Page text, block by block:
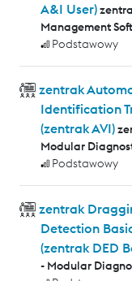
A&I User)
Management
Podstawowy
zentrak
Identification
(zentrak AVI)
Modular
Podstawowy
zentrak
Detection
(zentrak DED
- Modular